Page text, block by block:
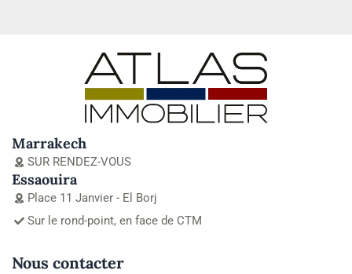
Marrakech
SUR RENDEZ-VOUS
Essaouira
Place 11 Janvier - El Borj
Sur le rond-point, en face de CTM
Nous contacter